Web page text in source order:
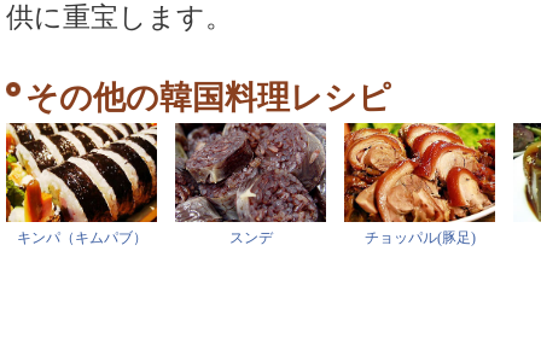
供に重宝します。
その他の韓国料理レシピ
キンパ（キムパブ） スンデ チョッパル(豚足)